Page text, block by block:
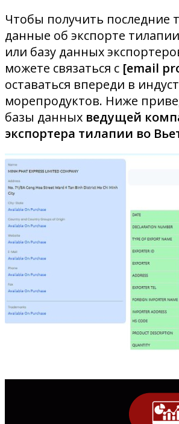
Чтобы получить последние
данные об экспорте
или базу данных
можете связаться с [email
оставаться впереди в
морепродуктов. Ниже
базы данных ведущей
экспортера тилапии во